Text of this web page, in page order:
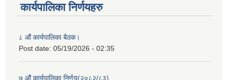
कार्यपालिका निर्णयहरु
८ औं कार्यपालिका बैठक।
Post date: 05/19/2026 - 02:35
७ औं कार्यपालिका निर्णय(२०८२/८३)